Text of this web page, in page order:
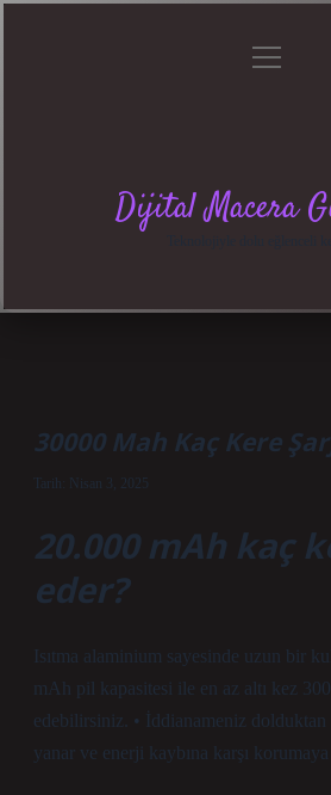
menüyü
Dijital Macera
30000 Mah Kaç Kere
Tarih: Nisan 3, 2025
20.000 mAh kaç
eder?
Isıtma alaminium sayesinde uzun bir
mAh pil kapasitesi ile en az altı kez
edebilirsiniz. • İddianameniz dolduktan
yanar ve enerji kaybına karşı